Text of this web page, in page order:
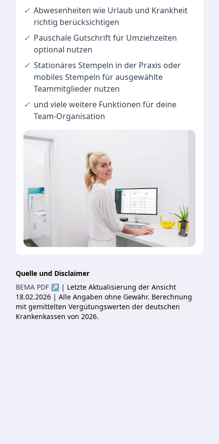
✓ Abwesenheiten wie Urlaub und Krankheit
richtig berücksichtigen
✓ Pauschale Gutschriftfür Umziehzeiten
optional nutzen
✓ Stationäres Stempeln in der Praxis oder
mobiles Stempeln für ausgewählte
Teammitglieder nutzen
✓ und vieleweitere Funktionen für deine
Team-Organisation
Quelle und Disclaimer
BEMA PDF ↗ | Letzte Aktualisierung der Ansicht
18.02.2026 | Alle Angaben ohne Gewähr. Berechnung
mit gemittelten Vergütungswerten der deutschen
Krankenkassen von 2026.